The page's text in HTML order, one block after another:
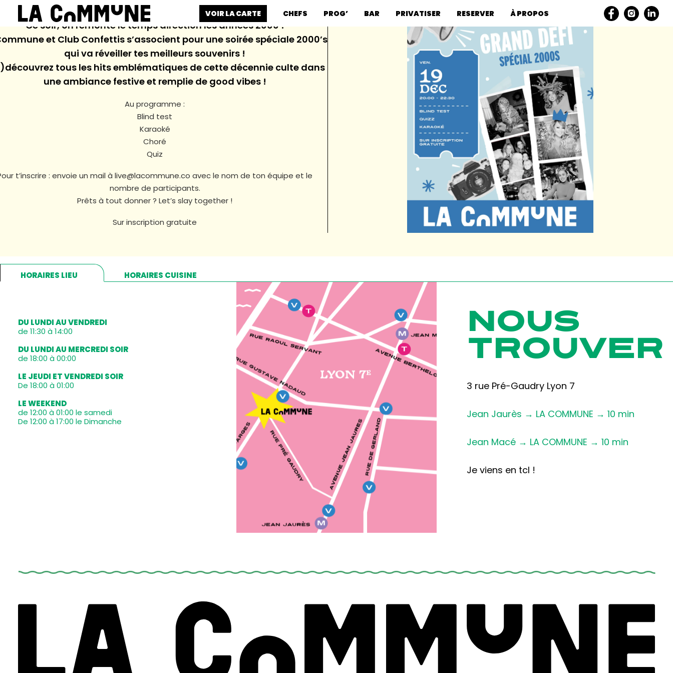
VOIR LA CARTE CHEFS PROG’ BAR PRIVATISER RESERVER À PROPOS
Ce soir, on remonte le temps direction les années 2000 !
et Club Confettis s’associent pour une soirée spéciale 2000’s
qui va réveiller tes meilleurs souvenirs !
tous les hits emblématiques de cette décennie culte dans
une ambiance festive et remplie de good vibes !
Au programme :
Blind test
Karaoké
Choré
Quiz
t’inscrire : envoie un mail à live@lacommune.co avec le nom de ton équipe et le
nombre de participants.
Prêts à tout donner ? Let’s slay together !
Sur inscription gratuite
HORAIRES LIEU HORAIRES CUISINE
DU LUNDI AU VENDREDI
de 11:30 à 14:00
DU LUNDI AU MERCREDI SOIR
de 18:00 à 00:00
LE JEUDI ET VENDREDI SOIR
De 18:00 à 01:00
LE WEEKEND
de 12:00 à 01:00 le samedi
De 12:00 à 17:00 le Dimanche
NOUS
TROUVER
3 rue Pré-Gaudry Lyon 7
Jean Jaurès → LA COMMUNE → 10 min
Jean Macé → LA COMMUNE → 10 min
Je viens en tcl !